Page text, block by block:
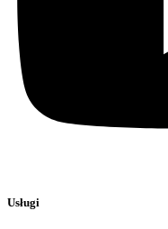
Usługi